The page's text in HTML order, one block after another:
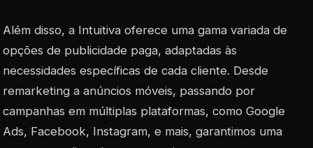
Além disso, a Intuitiva oferece uma gama variada de
opções de publicidade paga, adaptadas às
necessidades específicas de cada cliente. Desde
remarketing a anúncios móveis, passando por
campanhas em múltiplas plataformas, como Google
Ads, Facebook, Instagram, e mais, garantimos uma